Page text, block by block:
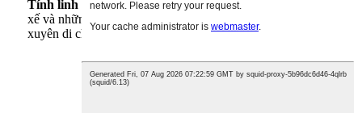
Tính linh hoạt– Lý tưởng cho người dùng kỹ thuật số, tài
xế và những người đam mê hoạt động ngoài trời thường
xuyên di chuyển giữa các môi trường khác nhau.